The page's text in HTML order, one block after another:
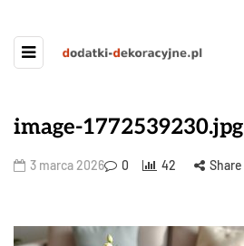
image-1772539230.jpg
3 marca 2026 0 42 Share